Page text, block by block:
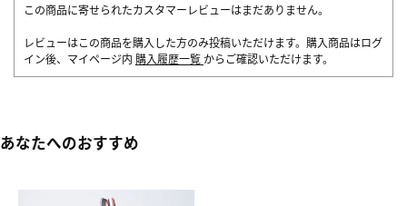
この商品に寄せられたカスタマーレビューはまだありません。
レビューはこの商品を購入した方のみ投稿いただけます。購入商品はログ
イン後、マイページ内 購入履歴一覧 からご確認いただけます。
あなたへのおすすめ